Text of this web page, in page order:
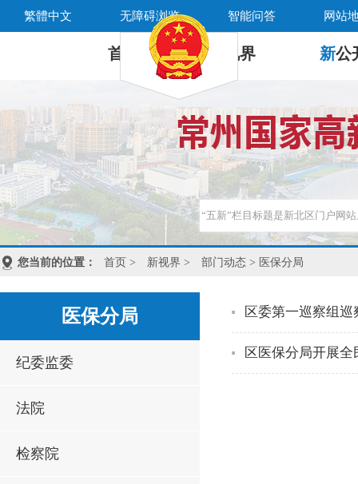
繁體中文 无障碍浏览 智能问答 网站
首 页 新 视界 新公
您当前的位置： 首页 > 新视界 > 部门动态 > 医保分局
医保分局
纪委监委
法院
检察院
区委第一巡察组
区医保分局开展